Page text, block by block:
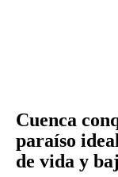
Cuenca
paraíso
de vida y